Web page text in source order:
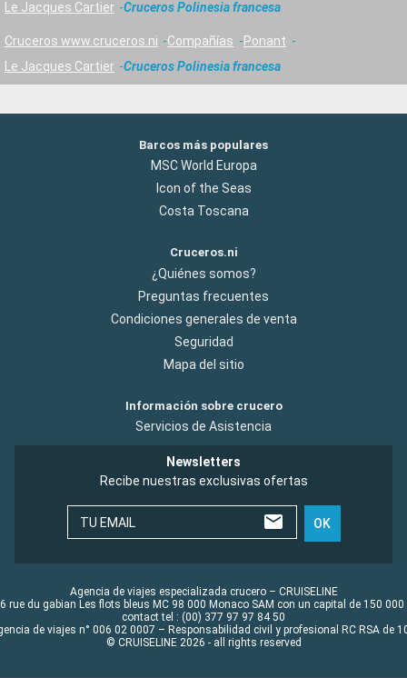
Le Jacques Cartier
Cruceros Polinesia francesa
Cruceros www.cruceros.ni Compañías
Ponant
Le Jacques Cartier
Cruceros Polinesia francesa
Barcos más populares
MSC World Europa
Icon of the Seas
Costa Toscana
Cruceros.ni
¿Quiénes somos?
Preguntas frecuentes
Condiciones generales de venta
Seguridad
Mapa del sitio
Información sobre crucero
Servicios de Asistencia
Newsletters
Recibe nuestras exclusivas ofertas
TU EMAIL OK
Agencia de viajes especializada crucero – CRUISELINE
rue du gabian Les flots bleus MC 98 000 Monaco SAM con un capital de 150 000
contact tel : (00) 377 97 97 84 50
de viajes n° 006 02 0007 – Responsabilidad civil y profesional RC RSA de
© CRUISELINE 2026 - all rights reserved